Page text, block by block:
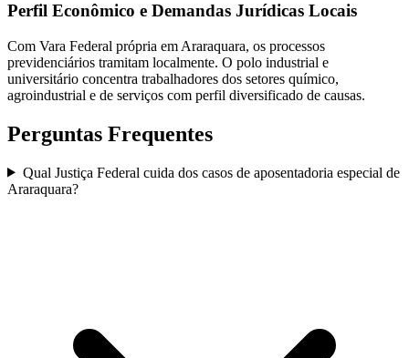
Perfil Econômico e Demandas Jurídicas Locais
Com Vara Federal própria em Araraquara, os processos
previdenciários tramitam localmente. O polo industrial e
universitário concentra trabalhadores dos setores químico,
agroindustrial e de serviços com perfil diversificado de causas.
Perguntas Frequentes
Qual Justiça Federal cuida dos casos de aposentadoria especial de
Araraquara?